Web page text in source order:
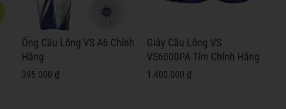
Ống Cầu Lông VS A6 Chính
Hãng
395.000 ₫
Giày Cầu Lông VS
VS6000PA Tím Chính Hãng
1.400.000 ₫